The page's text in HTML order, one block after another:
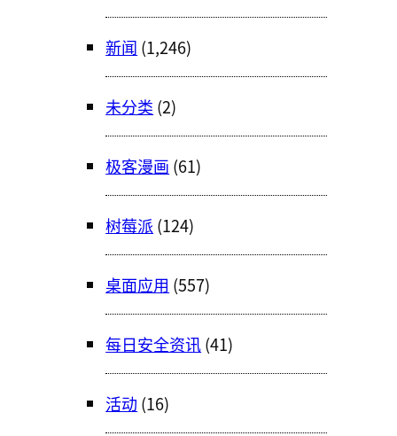
新闻 (1,246)
未分类 (2)
极客漫画 (61)
树莓派 (124)
桌面应用 (557)
每日安全资讯(41)
活动 (16)